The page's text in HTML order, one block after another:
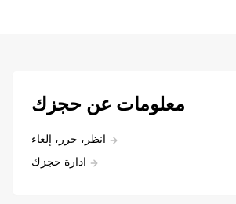
معلومات عن حجزك
انظر، حرر، إلغاء
ادارة حجزك